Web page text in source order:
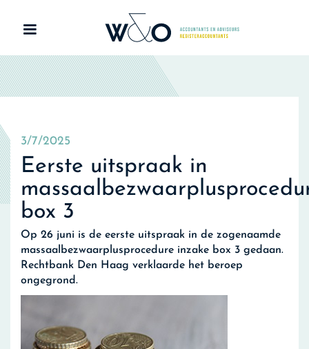
3/7/2025
Eerste uitspraak in
box 3
Op 26 juni is de eerste uitspraak in de zogenaamde
massaalbezwaarplusprocedure inzake box 3 gedaan.
Rechtbank Den Haag verklaarde het beroep
ongegrond.